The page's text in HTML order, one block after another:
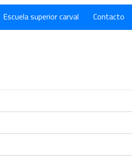
Escuela superior carval Contacto